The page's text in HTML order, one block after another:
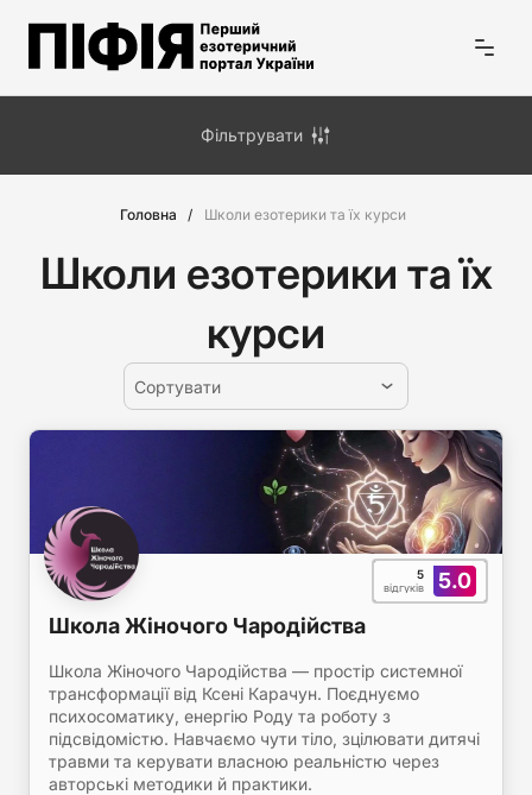
Головна Школи езотерики та їх курси
Школи езотерики та їх
курси
Сортувати
5.0
5
відгуків
Школа Жіночого Чародійства
Школа Жіночого Чародійства — простір системної
трансформації від Ксені Карачун. Поєднуємо
психосоматику, енергію Роду та роботу з
підсвідомістю. Навчаємо чути тіло, зцілювати дитячі
травми та керувати власною реальністю через
авторські методики й практики.
Фільтрувати